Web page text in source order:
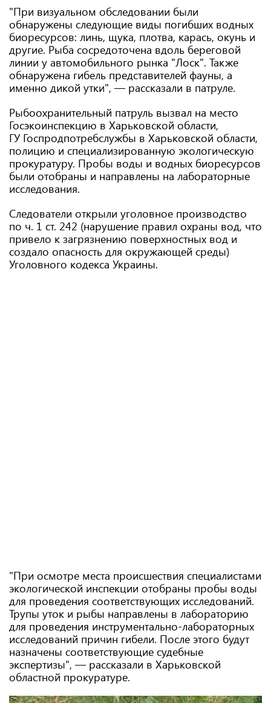
"При визуальном обследовании были
обнаружены следующие виды погибших водных
биоресурсов: линь, щука, плотва, карась, окунь и
другие. Рыба сосредоточена вдоль береговой
линии у автомобильного рынка "Лоск". Также
обнаружена гибель представителей фауны, а
именно дикой утки", — рассказали в патруле.
Рыбоохранительный патруль вызвал на место
Госэкоинспекцию в Харьковской области,
ГУ Госпродпотребслужбы в Харьковской области,
полицию и специализированную экологическую
прокуратуру. Пробы воды и водных биоресурсов
были отобраны и направлены на лабораторные
исследования.
Следователи открыли уголовное производство
по ч. 1 ст. 242 (нарушение правил охраны вод, что
привело к загрязнению поверхностных вод и
создало опасность для окружающей среды)
Уголовного кодекса Украины.
"При осмотре места происшествия специалистами
экологической инспекции отобраны пробы воды
для проведения соответствующих исследований.
Трупы уток и рыбы направлены в лабораторию
для проведения инструментально-лабораторных
исследований причин гибели. После этого будут
назначены соответствующие судебные
экспертизы", — рассказали в Харьковской
областной прокуратуре.